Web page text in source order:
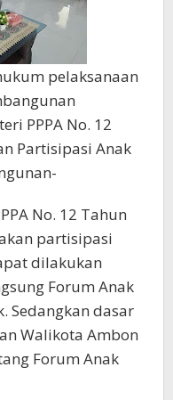
pelaksanaan
PPPA No. 12
Partisipasi Anak
No. 12 Tahun
partisipasi
dilakukan
Forum Anak
Sedangkan dasar
Walikota Ambon
Forum Anak